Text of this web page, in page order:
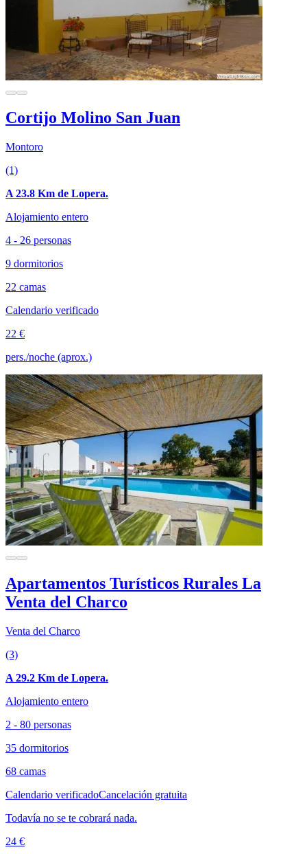
Cortijo Molino San Juan
Montoro
(1)
A 23.8 Km de Lopera.
Alojamiento entero
4 - 26 personas
9 dormitorios
22 camas
Calendario verificado
22 €
pers./noche (aprox.)
Apartamentos Turísticos Rurales La
Venta del Charco
Venta del Charco
(3)
A 29.2 Km de Lopera.
Alojamiento entero
2 - 80 personas
35 dormitorios
68 camas
Calendario verificadoCancelación gratuita
Todavía no se te cobrará nada.
24 €